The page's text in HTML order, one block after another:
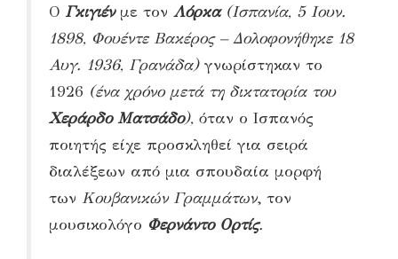
Ο Γκιγιέν με τον Λόρκα (Ισπανία, 5 Ιουν.
1898, Φουέντε Βακέρος – Δολοφονήθηκε 18
Αυγ. 1936, Γρανάδα) γνωρίστηκαν το
1926 (ένα χρόνο μετά τη δικτατορία του
Χεράρδο Ματσάδο), όταν ο Ισπανός
ποιητής είχε προσκληθεί για σειρά
διαλέξεων από μια σπουδαία μορφή
των Κουβανικών Γραμμάτων, τον
μουσικολόγο Φερνάντο Ορτίς.